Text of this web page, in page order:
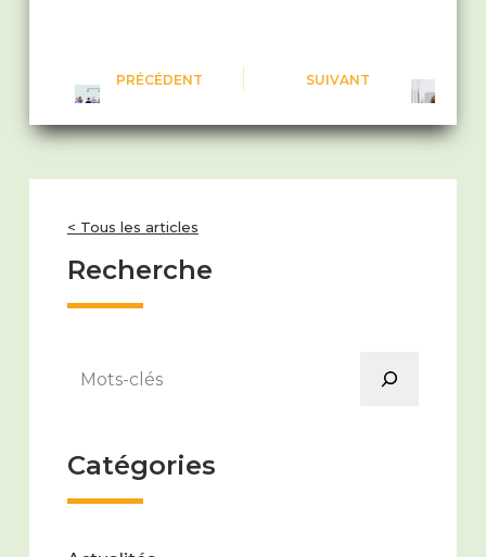
PRÉCÉDENT SUIVANT
< Tous les articles
Recherche
Catégories